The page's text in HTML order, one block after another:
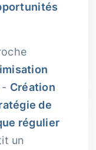
- Création
de
régulier
un